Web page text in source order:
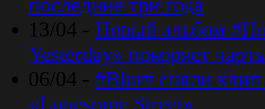
последние три года
13/04 - Новый альбом
Yesterday» покоряет
06/04 - #Blur# сняли клип
«Lonesome Street»